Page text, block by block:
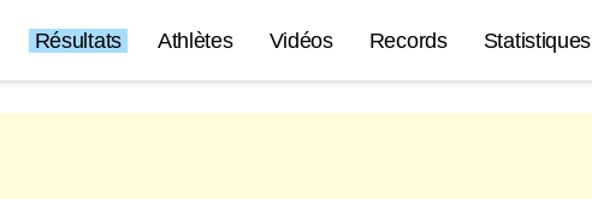
Résultats Athlètes Vidéos Records Statistiques